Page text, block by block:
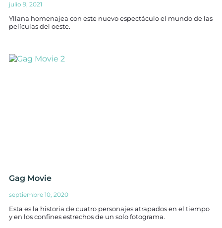
julio 9, 2021
Yllana homenajea con este nuevo espectáculo el mundo de las
películas del oeste.
Gag Movie
septiembre 10, 2020
Esta es la historia de cuatro personajes atrapados en el tiempo
y en los confines estrechos de un solo fotograma.